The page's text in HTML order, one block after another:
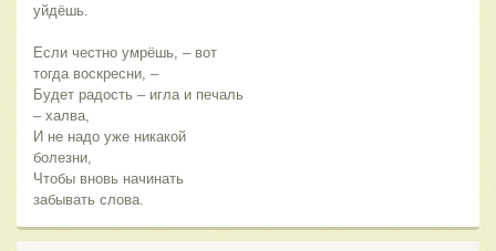
уйдёшь.
Если честно умрёшь, – вот
тогда воскресни, –
Будет радость – игла и печаль
– халва,
И не надо уже никакой
болезни,
Чтобы вновь начинать
забывать слова.